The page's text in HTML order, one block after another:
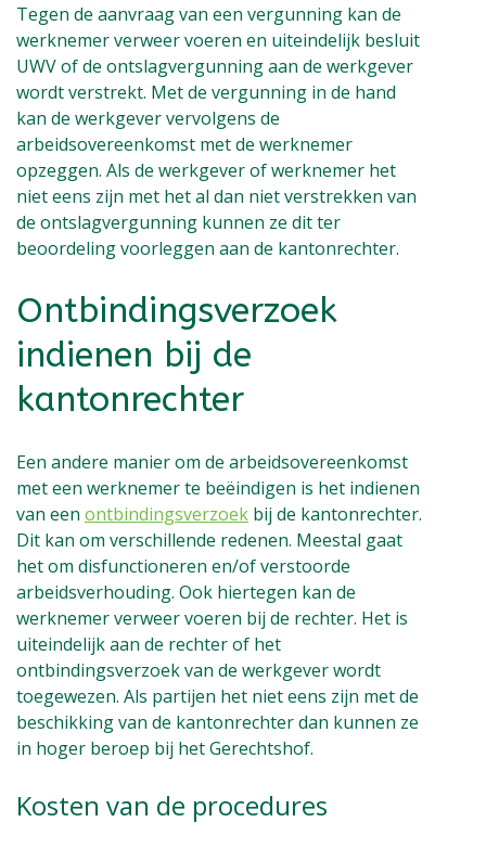
Tegen de aanvraag van een vergunning kan de
werknemer verweer voeren en uiteindelijk besluit
UWV of de ontslagvergunning aan de werkgever
wordt verstrekt. Met de vergunning in de hand
kan de werkgever vervolgens de
arbeidsovereenkomst met de werknemer
opzeggen. Als de werkgever of werknemer het
niet eens zijn met het al dan niet verstrekken van
de ontslagvergunning kunnen ze dit ter
beoordeling voorleggen aan de kantonrechter.
Ontbindingsverzoek
indienen bij de
kantonrechter
Een andere manier om de arbeidsovereenkomst
met een werknemer te beëindigen is het indienen
van een ontbindingsverzoek bij de kantonrechter.
Dit kan om verschillende redenen. Meestal gaat
het om disfunctioneren en/of verstoorde
arbeidsverhouding. Ook hiertegen kan de
werknemer verweer voeren bij de rechter. Het is
uiteindelijk aan de rechter of het
ontbindingsverzoek van de werkgever wordt
toegewezen. Als partijen het niet eens zijn met de
beschikking van de kantonrechter dan kunnen ze
in hoger beroep bij het Gerechtshof.
Kosten van de procedures